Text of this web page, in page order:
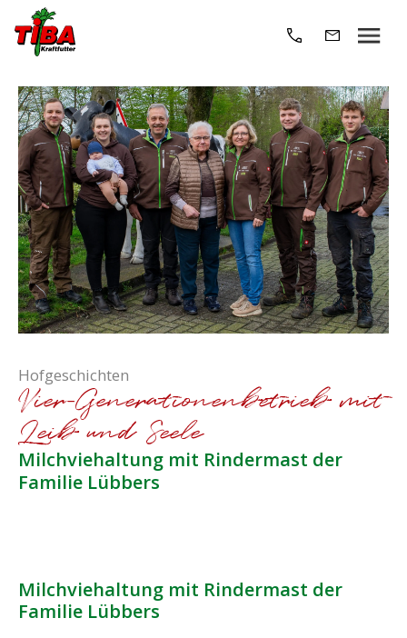
Hofgeschichten
Vier-Generationenbetrieb mit
Leib und Seele
Milchviehaltung mit Rindermast der
Familie Lübbers
Milchviehaltung mit Rindermast der
Familie Lübbers